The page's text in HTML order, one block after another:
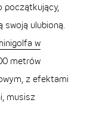
początkujący,
ulubioną.
w
metrów
z efektami
musisz